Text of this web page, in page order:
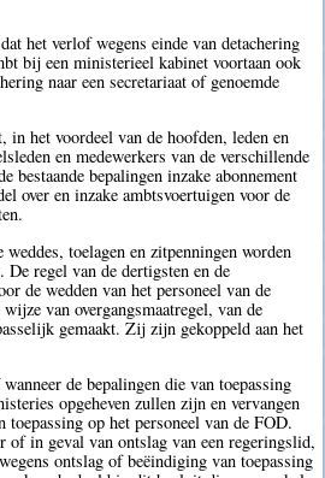
het verlof wegens einde van detachering
bij een ministerieel kabinet voortaan ook
naar een secretariaat of genoemde
in het voordeel van de hoofden, leden en
en medewerkers van de verschillende
bestaande bepalingen inzake abonnement
over en inzake ambtsvoertuigen voor de
toelagen en zitpenningen worden
regel van de dertigsten en de
de wedden van het personeel van de
van overgangsmaatregel, van de
gemaakt. Zij zijn gekoppeld aan het
de bepalingen die van toepassing
opgeheven zullen zijn en vervangen
toepassing op het personeel van de FOD.
of in geval van ontslag van een regeringslid,
ontslag of beëindiging van toepassing